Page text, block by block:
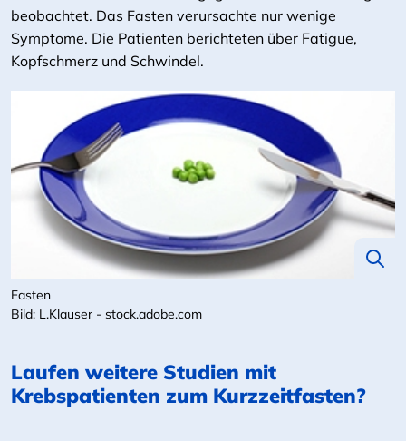
Fasten
Bild: L.Klauser - stock.adobe.com
beobachtet. Das Fasten verursachte nur wenige
Symptome. Die Patienten berichteten über Fatigue,
Kopfschmerz und Schwindel.
Laufen weitere Studien mit
Krebspatienten zum Kurzzeitfasten?